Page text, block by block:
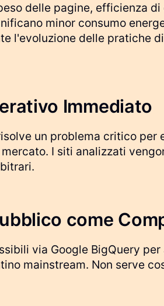
delle pagine, efficienza
minor consumo
l'evoluzione delle pratiche
Immediato
un problema critico
I siti analizzati
come
via Google BigQuery
mainstream. Non serve